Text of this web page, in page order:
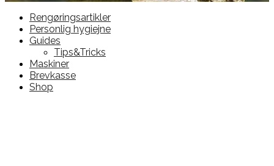
Rengøringsartikler
Personlig hygiejne
Guides
Tips&Tricks
Maskiner
Brevkasse
Shop